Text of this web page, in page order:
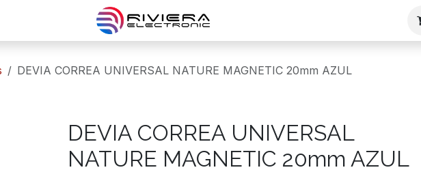
DEVIA CORREA UNIVERSAL NATURE MAGNETIC 20mm AZUL
DEVIA CORREA UNIVERSAL
NATURE MAGNETIC 20mm AZUL